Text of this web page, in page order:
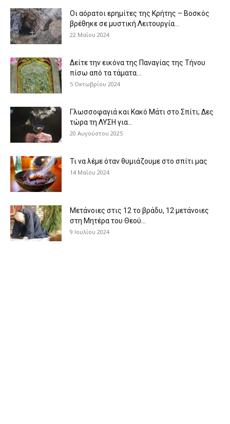
Οι αόρατοι ερημίτες της Κρήτης – Βοσκός
βρέθηκε σε μυστική Λειτουργία...
22 Μαΐου 2024
Δείτε την εικόνα της Παναγίας της Τήνου
πίσω από τα τάματα...
5 Οκτωβρίου 2024
Γλωσσοφαγιά και Κακό Μάτι στο Σπίτι; Δες
τώρα τη ΛΥΣΗ για...
20 Αυγούστου 2025
Τι να λέμε όταν θυμιάζουμε στο σπίτι μας
14 Μαΐου 2024
Μετάνοιες στις 12 το βράδυ, 12 μετάνοιες
στη Μητέρα του Θεού...
9 Ιουλίου 2024